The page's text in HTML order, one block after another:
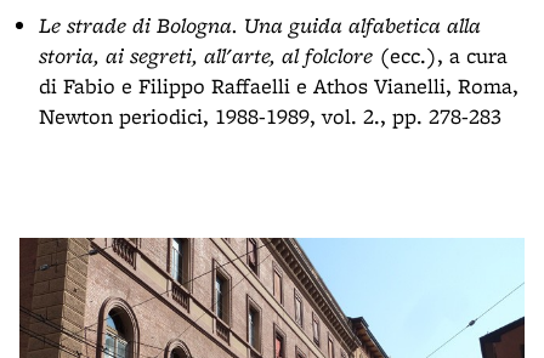
Le strade di Bologna. Una guida alfabetica alla
storia, ai segreti, all'arte, al folclore (ecc.), a cura
di Fabio e Filippo Raffaelli e Athos Vianelli, Roma,
Newton periodici, 1988-1989, vol. 2., pp. 278-283